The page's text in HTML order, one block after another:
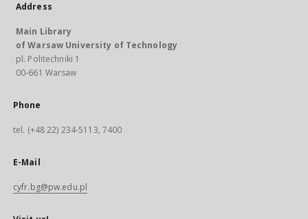
Address
Main Library
of Warsaw University of Technology
pl. Politechniki 1
00-661 Warsaw
Phone
tel. (+48 22) 234-5113, 7400
E-Mail
cyfr.bg@pw.edu.pl